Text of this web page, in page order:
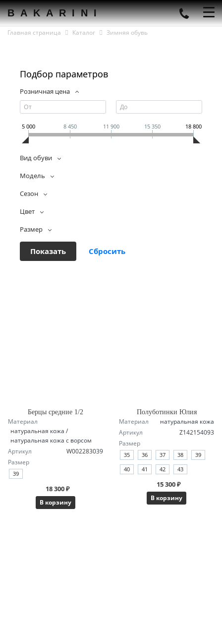
BAKARINI
Главная страница Каталог Зимняя обувь
Подбор параметров
Розничная цена
5 000 8 450 11 900 15 350 18 800
Вид обуви
Модель
Сезон
Цвет
Размер
Берцы средние 1/2
Материал
натуральная кожа /
натуральная кожа с ворсом
Артикул
W002283039
Размер
39
18 300 ₽
В корзину
Полуботинки Юлия
Материал
натуральная кожа
Артикул
Z142154093
Размер
35 36 37 38
39
40
41 42 43
15 300 ₽
В корзину